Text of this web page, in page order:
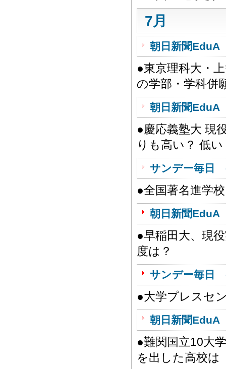
7月
朝日新聞
●東京理科大・
の学部・学科併
朝日新聞
●慶応義塾大 現
りも高い？ 低い
サンデー毎日
●全国著名進学
朝日新聞
●早稲田大、現
度は？
サンデー毎日
●大学プレスセ
朝日新聞
●難関国立10大
を出した高校は